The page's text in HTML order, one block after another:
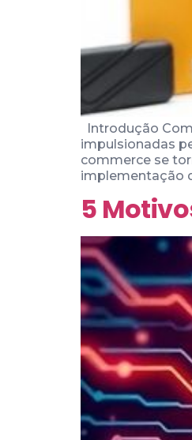
Introdução
impulsionadas
commerce se
implementação
5